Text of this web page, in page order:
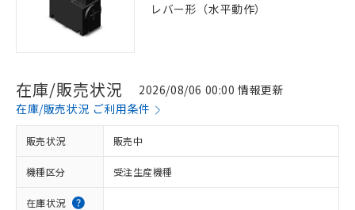
レバー形（水平動作）
在庫/販売状況
2026/08/06 00:00 情報更新
在庫/販売状況 ご利用条件
販売状況 販売中
機種区分 受注生産機種
在庫状況